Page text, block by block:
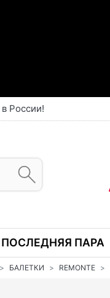
в России!
ПОСЛЕДНЯЯ ПАРА
БАЛЕТКИ REMONTE